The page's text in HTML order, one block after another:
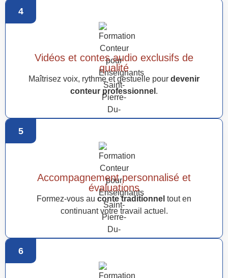
4
Vidéos et contes audio exclusifs de
qualité
Maîtrisez voix, rythme et gestuelle pour devenir
conteur professionnel .
5
Accompagnement personnalisé et
évaluations
Formez-vous au conte traditionnel tout en
continuant votre travail actuel.
6